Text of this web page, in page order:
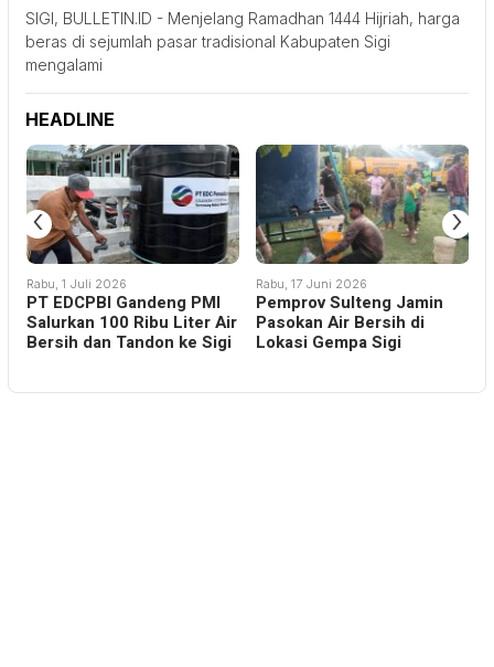
SIGI, BULLETIN.ID - Menjelang Ramadhan 1444 Hijriah, harga
beras di sejumlah pasar tradisional Kabupaten Sigi
mengalami
HEADLINE
Rabu, 1 Juli 2026
PT EDCPBI Gandeng PMI
Salurkan 100 Ribu Liter Air
Bersih dan Tandon ke Sigi
Rabu, 17 Juni 2026
Pemprov Sulteng Jamin
Pasokan Air Bersih di
Lokasi Gempa Sigi
‹ ›